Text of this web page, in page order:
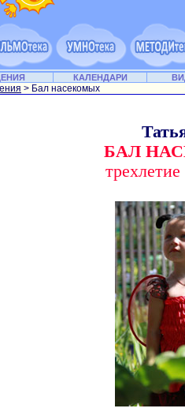
КАЛЕНДАРИ
> Бал насекомых
БАЛ